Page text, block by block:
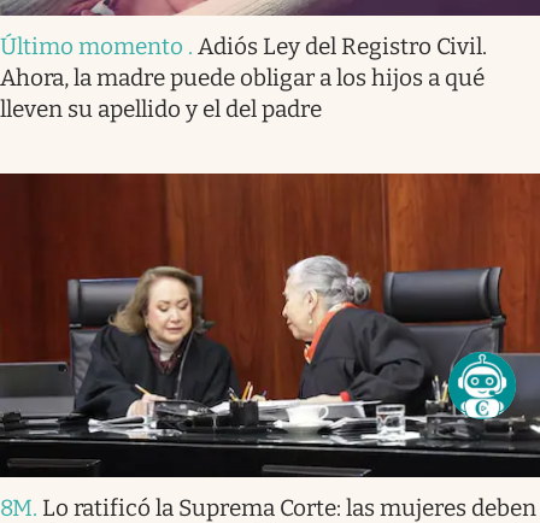
Último momento . Adiós Ley del Registro Civil.
Ahora, la madre puede obligar a los hijos a qué
lleven su apellido y el del padre
8M. Lo ratificó la Suprema Corte: las mujeres deben